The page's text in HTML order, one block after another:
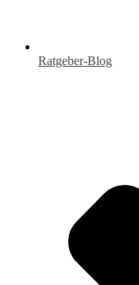
Ratgeber-Blog